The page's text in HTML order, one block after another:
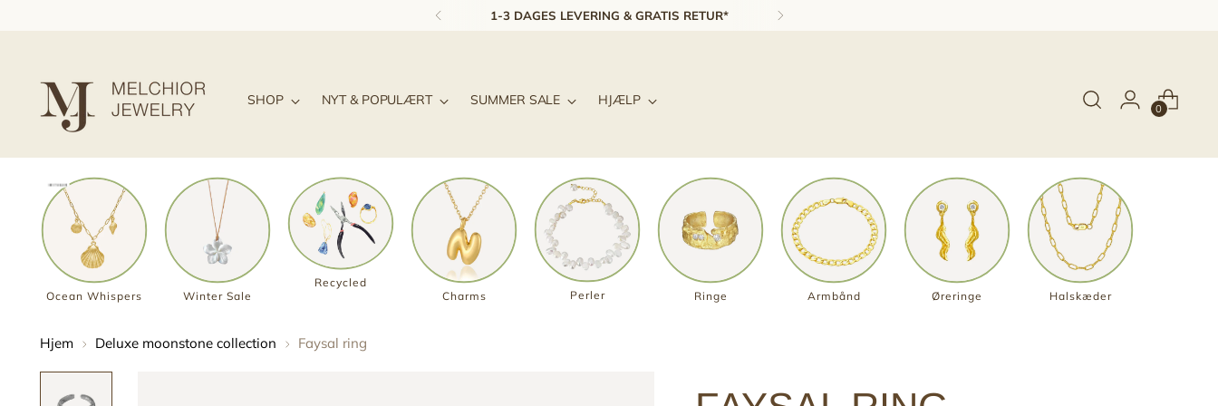
1-3 DAGES LEVERING & GRATIS RETUR*
SHOP NYT & POPULÆRT SUMMER SALE HJÆLP
0
Ocean Whispers Winter Sale
Recycled
Charms
Perler Ringe Armbånd Øreringe Halskæder
Hjem Deluxe moonstone collection Faysal ring